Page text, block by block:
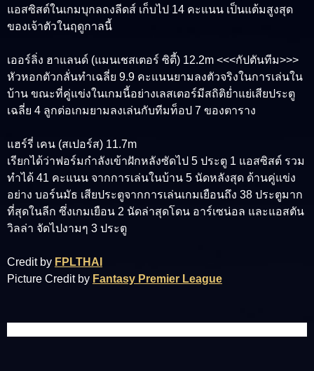
แอสซิสต์ในเกมบุกลถงลีดส์ เก็บไป 14 คะแนน เป็นแต้มสูงสุด
ของเจ้าตัวในฤดูกาลนี้
เออร์ลิ่ง ฮาแลนด์ (แมนเชสเตอร์ ซิตี้) 12.2m <<<กัปตันทีม>>>
หัวหอกตัวกลั่นทำเฉลี่ย 9.9 คะแนนยามลงตัวจริงในการเล่นใน
บ้าน ขณะที่คู่แข่งในเกมนี้อย่างเลสเตอร์มีสถิติย่ำแย่เสียประตู
เฉลี่ย 4 ลูกต่อเกมยามลงเล่นกับทีมท็อป 7 ของตาราง
แฮร์รี่ เคน (สเปอร์ส) 11.7m
เรียกได้ว่าฟอร์มกำลังเข้าฝักหลังซัดไป 5 ประตู 1 แอสซิสต์ รวม
ทำได้ 41 คะแนน จากการเล่นในบ้าน 5 นัดหลังสุด ด้านคู่แข่ง
อย่าง บอร์นมัธ เสียประตูจากการเล่นเกมเยือนถึง 38 ประตูมาก
ที่สุดในลีก ซึ่งเกมเยือน 2 นัดล่าสุดโดน อาร์เซน่อล และแอสตัน
วิลล่า จัดไปงามๆ 3 ประตู
Credit by FPLTHAI
Picture Credit by Fantasy Premier League